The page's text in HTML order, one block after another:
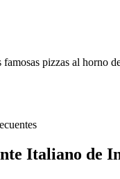
pizzas al horno
Italiano de